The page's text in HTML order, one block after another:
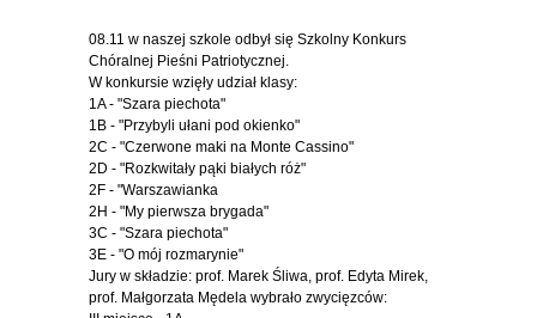
08.11 w naszej szkole odbył się Szkolny Konkurs
Chóralnej Pieśni Patriotycznej.
W konkursie wzięły udział klasy:
1A - "Szara piechota"
1B - "Przybyli ułani pod okienko"
2C - "Czerwone maki na Monte Cassino"
2D - "Rozkwitały pąki białych róż"
2F - "Warszawianka
2H - "My pierwsza brygada"
3C - "Szara piechota"
3E - "O mój rozmarynie"
Jury w składzie: prof. Marek Śliwa, prof. Edyta Mirek,
prof. Małgorzata Mędela wybrało zwycięzców: